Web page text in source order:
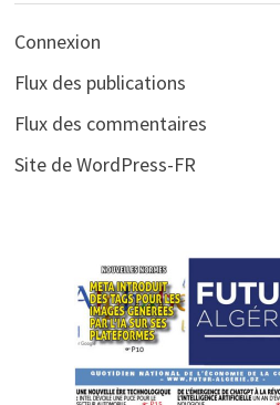
Connexion
Flux des publications
Flux des commentaires
Site de WordPress-FR